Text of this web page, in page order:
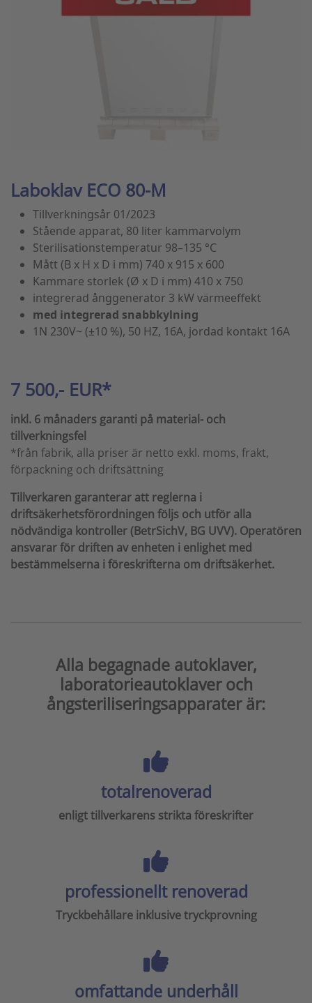
Laboklav ECO 80-M
Tillverkningsår 01/2023
Stående apparat, 80 liter kammarvolym
Sterilisationstemperatur 98–135 °C
Mått (B x H x D i mm) 740 x 915 x 600
Kammare storlek (Ø x D i mm) 410 x 750
integrerad ånggenerator 3 kW värmeeffekt
med integrerad snabbkylning
1N 230V~ (±10 %), 50 HZ, 16A, jordad kontakt 16A
7 500,- EUR*
inkl. 6 månaders garanti på material- och
tillverkningsfel
*från fabrik, alla priser är netto exkl. moms, frakt,
förpackning och driftsättning
Tillverkaren garanterar att reglerna i
driftsäkerhetsförordningen följs och utför alla
nödvändiga kontroller (BetrSichV, BG UVV). Operatören
ansvarar för driften av enheten i enlighet med
bestämmelserna i föreskrifterna om driftsäkerhet.
Alla begagnade autoklaver,
laboratorieautoklaver och
ångsteriliseringsapparater är:
totalrenoverad
enligt tillverkarens strikta föreskrifter
professionellt renoverad
Tryckbehållare inklusive tryckprovning
omfattande underhåll